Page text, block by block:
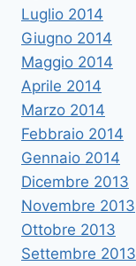
Luglio 2014
Giugno 2014
Maggio 2014
Aprile 2014
Marzo 2014
Febbraio 2014
Gennaio 2014
Dicembre 2013
Novembre 2013
Ottobre 2013
Settembre 2013